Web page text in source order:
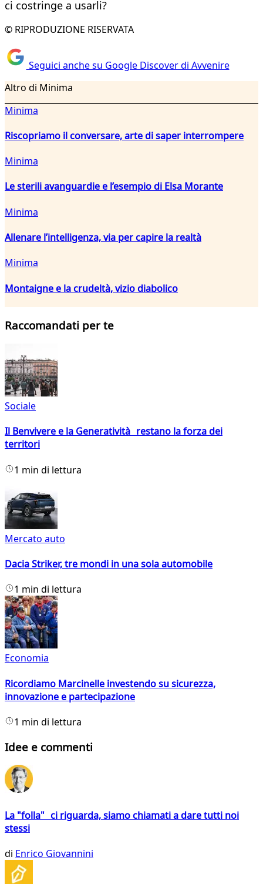
ci costringe a usarli?
© RIPRODUZIONE RISERVATA
Seguici anche su Google Discover di Avvenire
Altro di Minima
Minima
Riscopriamo il conversare, arte di saper interrompere
Minima
Le sterili avanguardie e l’esempio di Elsa Morante
Minima
Allenare l’intelligenza, via per capire la realtà
Minima
Montaigne e la crudeltà, vizio diabolico
Raccomandati per te
Sociale
Il Benvivere e la Generatività restano la forza dei
territori
1 min di lettura
Mercato auto
Dacia Striker, tre mondi in una sola automobile
1 min di lettura
Economia
Ricordiamo Marcinelle investendo su sicurezza,
innovazione e partecipazione
1 min di lettura
Idee e commenti
La "folla" ci riguarda, siamo chiamati a dare tutti noi
stessi
di Enrico Giovannini